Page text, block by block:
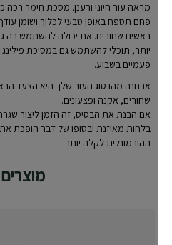
פחם תספח באופן טבעי לכלוך ושומן עודף
ראשים שחורים. את יכולה להשתמש בה גם
יותר, תוכלי להשתמש גם במסיכת פילינג
פעמיים בשבוע.
אבחנה מהו סוג העור שלך היא הצעד
שחורים, אקנה ופצעונים.
אם הבנת את הבסיס, זה הזמן ליצור שגרת
בלחות מאוזנת ובסופו של דבר הופכת את
ההורמונלית לקלה יותר.
מוצרים